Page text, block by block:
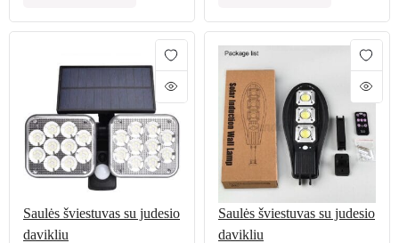
Saulės šviestuvas su judesio
davikliu
Saulės šviestuvas su judesio
davikliu